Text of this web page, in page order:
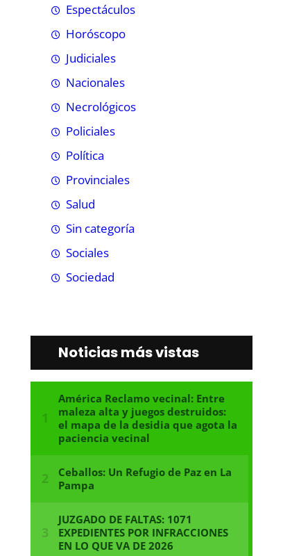
Espectáculos
Horóscopo
Judiciales
Nacionales
Necrológicos
Policiales
Política
Provinciales
Salud
Sin categoría
Sociales
Sociedad
Noticias más vistas